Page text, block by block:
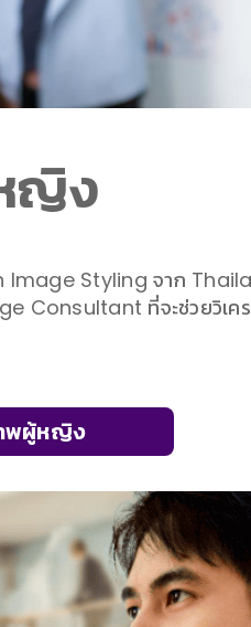
ญิง
Image Styling จาก
Consultant ที่จะช่วยวิเค
พผู้หญิง